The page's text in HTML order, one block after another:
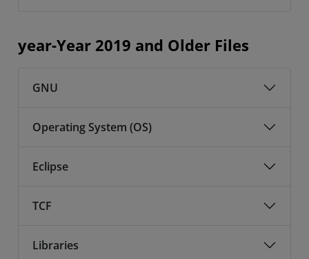
year-Year 2019 and Older Files
GNU
Operating System (OS)
Eclipse
TCF
Libraries